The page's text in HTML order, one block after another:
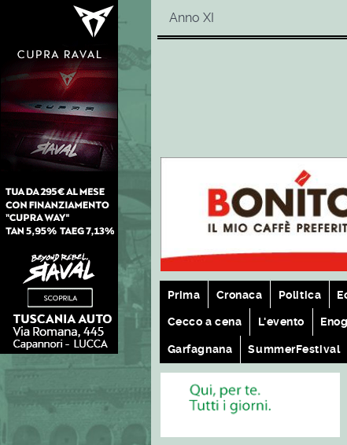
Anno XI
Prima Cronaca Politica
Cecco a cena L'evento
Garfagnana SummerFestival